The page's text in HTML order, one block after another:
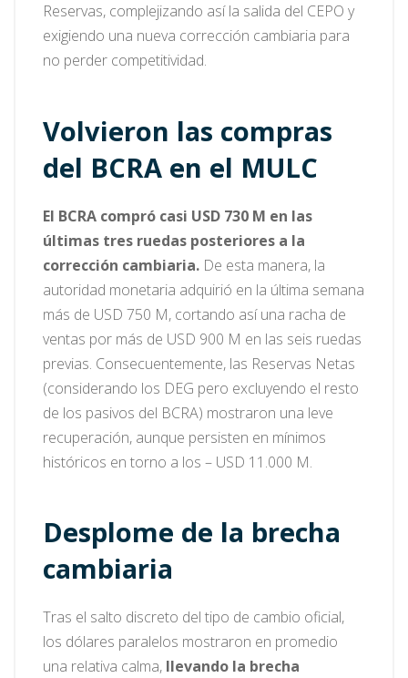
Reservas, complejizando así la salida del CEPO y
exigiendo una nueva corrección cambiaria para
no perder competitividad.
Volvieron las compras
del BCRA en el MULC
El BCRA compró casi USD 730 M en las
últimas tres ruedas posteriores a la
corrección cambiaria. De esta manera, la
autoridad monetaria adquirió en la última semana
más de USD 750 M, cortando así una racha de
ventas por más de USD 900 M en las seis ruedas
previas. Consecuentemente, las Reservas Netas
(considerando los DEG pero excluyendo el resto
de los pasivos del BCRA) mostraron una leve
recuperación, aunque persisten en mínimos
históricos en torno a los – USD 11.000 M.
Desplome de la brecha
cambiaria
Tras el salto discreto del tipo de cambio oficial,
los dólares paralelos mostraron en promedio
una relativa calma, llevando la brecha